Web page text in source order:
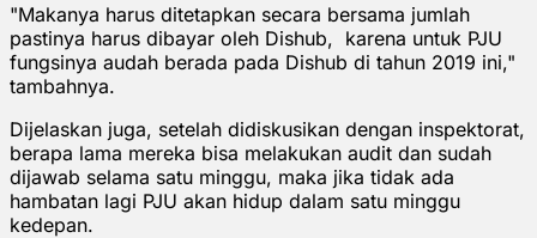
"Makanya harus ditetapkan secara bersama jumlah
pastinya harus dibayar oleh Dishub, karena untuk PJU
fungsinya audah berada pada Dishub di tahun 2019 ini,"
tambahnya.
Dijelaskan juga, setelah didiskusikan dengan inspektorat,
berapa lama mereka bisa melakukan audit dan sudah
dijawab selama satu minggu, maka jika tidak ada
hambatan lagi PJU akan hidup dalam satu minggu
kedepan.